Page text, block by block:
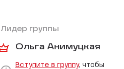
Лидер группы
Ольга Анимуцкая
Вступите в группу, чтобы